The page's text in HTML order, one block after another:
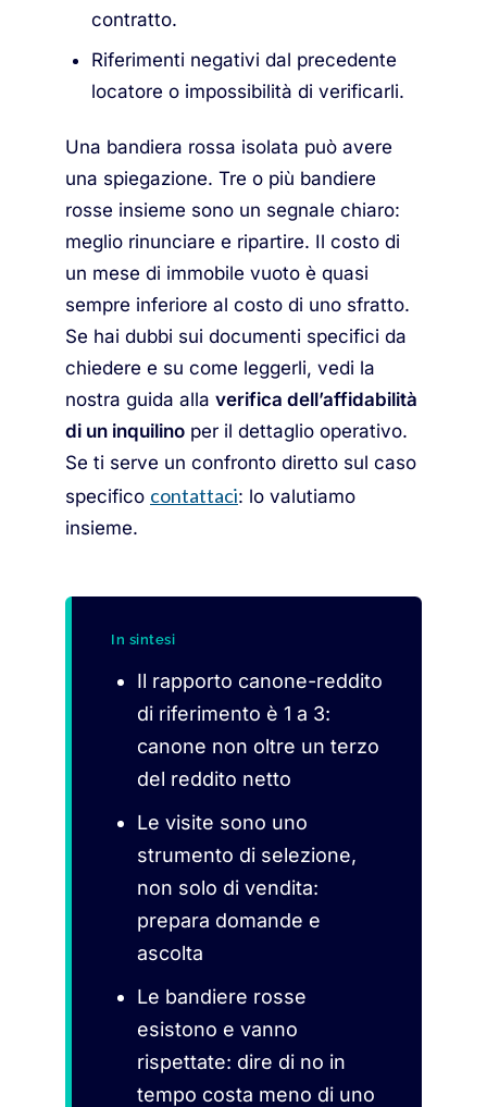
contratto.
Riferimenti negativi dal precedente
locatore o impossibilità di verificarli.
Una bandiera rossa isolata può avere
una spiegazione. Tre o più bandiere
rosse insieme sono un segnale chiaro:
meglio rinunciare e ripartire. Il costo di
un mese di immobile vuoto è quasi
sempre inferiore al costo di uno sfratto.
Se hai dubbi sui documenti specifici da
chiedere e su come leggerli, vedi la
nostra guida alla verifica dell’affidabilità
di un inquilino per il dettaglio operativo.
Se ti serve un confronto diretto sul caso
specifico contattaci: lo valutiamo
insieme.
In sintesi
Il rapporto canone-reddito
di riferimento è 1 a 3:
canone non oltre un terzo
del reddito netto
Le visite sono uno
strumento di selezione,
non solo di vendita:
prepara domande e
ascolta
Le bandiere rosse
esistono e vanno
rispettate: dire di no in
tempo costa meno di uno